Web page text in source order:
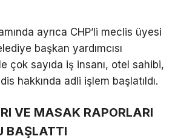
ayrıca CHP’li meclis üyesi
başkan yardımcısı
çok sayıda iş insanı, otel sahibi,
hakkında adli işlem başlatıldı.
VE MASAK RAPORLARI
BAŞLATTI